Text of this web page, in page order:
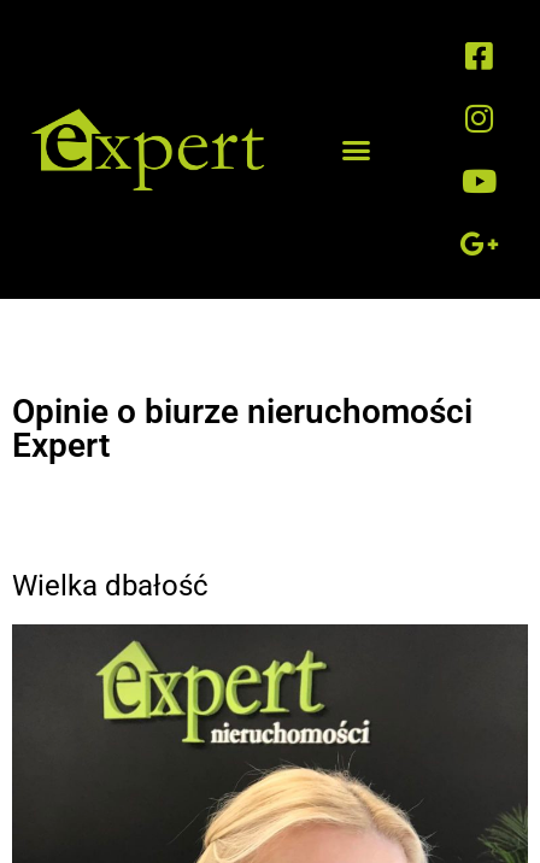
Opinie o biurze nieruchomości
Expert
Wielka dbałość